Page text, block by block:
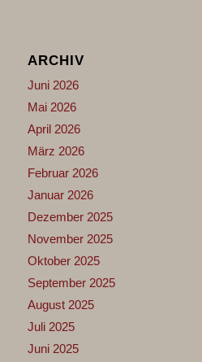
ARCHIV
Juni 2026
Mai 2026
April 2026
März 2026
Februar 2026
Januar 2026
Dezember 2025
November 2025
Oktober 2025
September 2025
August 2025
Juli 2025
Juni 2025